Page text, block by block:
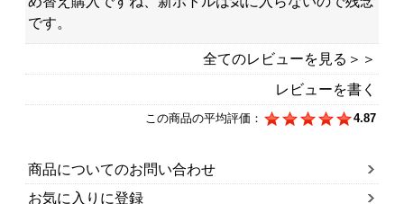
です。
全てのレビューを見る＞＞
レビューを書く
この商品の平均評価： 4.87
商品についてのお問い合わせ
お気に入りに登録